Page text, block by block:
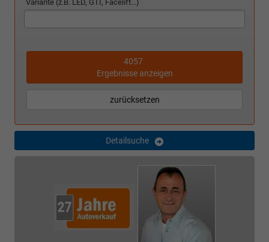
Variante (z.B. LED, GTI, Facelift...)
4057
Ergebnisse anzeigen
zurücksetzen
Detailsuche